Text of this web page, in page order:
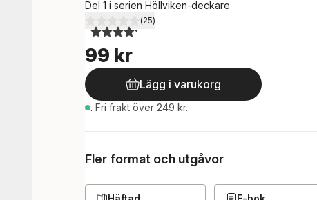
Del 1 i serien Höllviken-deckare
4,2utav 5 stjärnor. Totalt antal röster:
(25)
99 kr
Lägg i varukorg
. Fri frakt över 249 kr.
Fler format och utgåvor